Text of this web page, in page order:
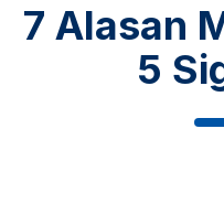
7 Alasan
5